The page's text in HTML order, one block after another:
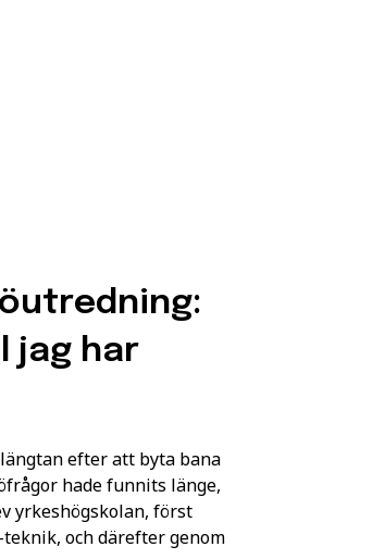
jag har
efter att byta bana
hade funnits länge,
yrkeshögskolan, först
och därefter genom